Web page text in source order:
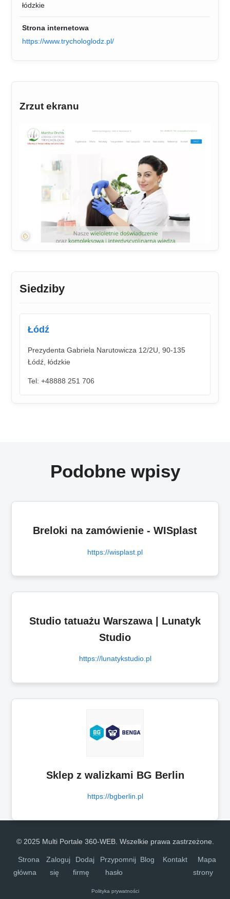
łódzkie
Strona internetowa
https://www.trychologlodz.pl/
Zrzut ekranu
Siedziby
Łódź
Prezydenta Gabriela Narutowicza 12/2U, 90-135
Łódź, łódzkie
Tel: +48888 251 706
Podobne wpisy
Breloki na zamówienie - WISplast
https://wisplast.pl
Studio tatuażu Warszawa | Lunatyk
Studio
https://lunatykstudio.pl
Sklep z walizkami BG Berlin
https://bgberlin.pl
© 2025 Multi Portale 360-WEB. Wszelkie prawa zastrzeżone.
Strona
główna
Zaloguj
się
Dodaj
firmę
Przypomnij
hasło
Blog Kontakt
Mapa
strony
Polityka prywatności